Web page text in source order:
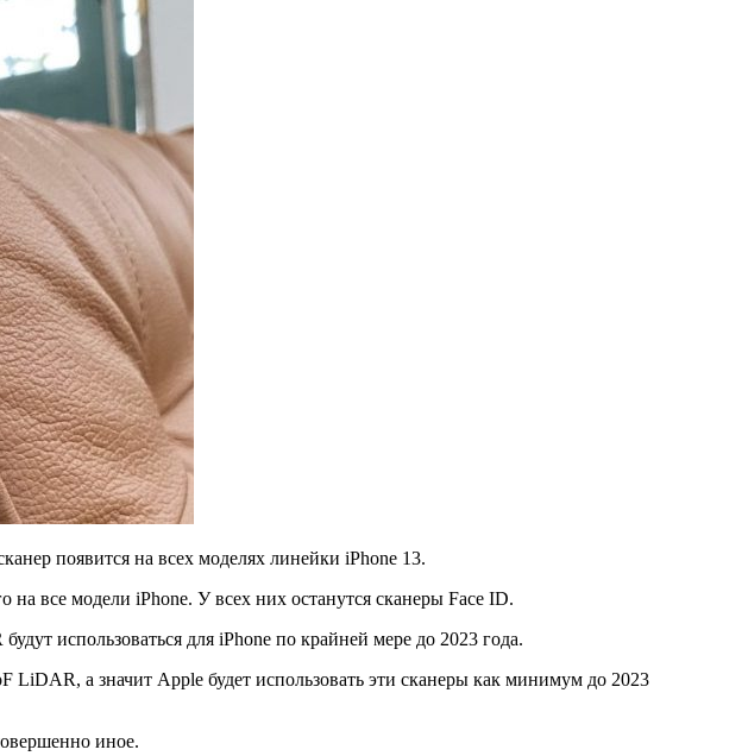
появится на всех моделях линейки iPhone 13.
все модели iPhone. У всех них останутся сканеры Face ID.
использоваться для iPhone по крайней мере до 2023 года.
LiDAR, а значит Apple будет использовать эти сканеры как минимум до 2023
иное.